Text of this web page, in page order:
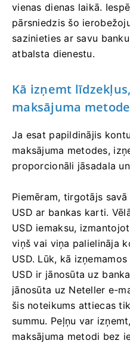
vienas dienas laikā.
pārsniedzis šo
sazinieties ar savu
atbalsta dienestu.
Kā izņemt
maksājuma
Ja esat papildinājis
maksājuma metodes,
proporcionāli jāsadala
Piemēram, tirgotājs
USD ar bankas karti.
USD iemaksu,
viņš vai viņa palielināja
USD. Lūk, kā
USD ir jānosūta uz
jānosūta uz Neteller e-
šis noteikums attiecas
summu. Peļņu var
maksājuma metodi bez